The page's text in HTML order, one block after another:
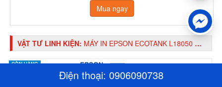
Điện thoại: 0906090738
Mua ngay
VẬT TƯ LINH KIỆN: MÁY IN EPSON ECOTANK L18050 WIFI - KHỔ A3 6 MÀU
CÒN HÀNG